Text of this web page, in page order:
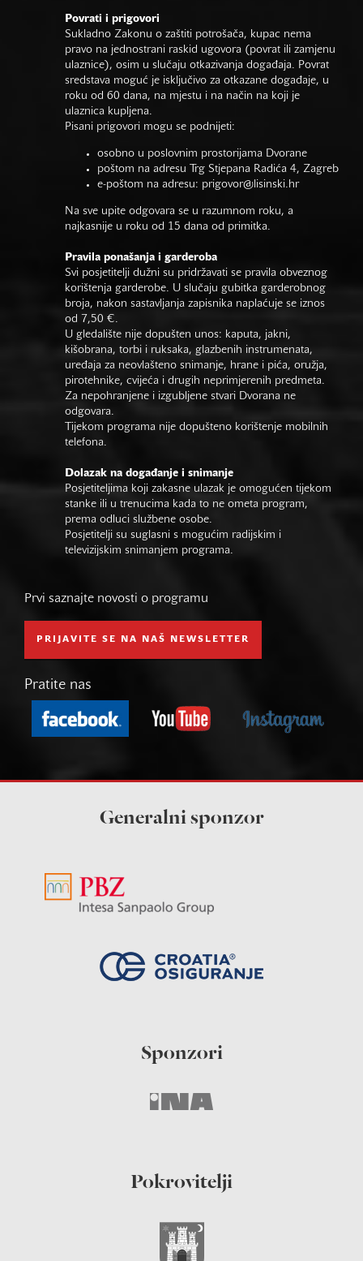
Povrati i prigovori
Sukladno Zakonu o zaštiti potrošača, kupac nema
pravo na jednostrani raskid ugovora (povrat ili zamjenu
ulaznice), osim u slučaju otkazivanja događaja. Povrat
sredstava moguć je isključivo za otkazane događaje, u
roku od 60 dana, na mjestu i na način na koji je
ulaznica kupljena.
Pisani prigovori mogu se podnijeti:
osobno u poslovnim prostorijama Dvorane
poštom na adresu Trg Stjepana Radića 4, Zagreb
e-poštom na adresu: prigovor@lisinski.hr
Na sve upite odgovara se u razumnom roku, a
najkasnije u roku od 15 dana od primitka.
Pravila ponašanja i garderoba
Svi posjetitelji dužni su pridržavati se pravila obveznog
korištenja garderobe. U slučaju gubitka garderobnog
broja, nakon sastavljanja zapisnika naplaćuje se iznos
od 7,50 €.
U gledalište nije dopušten unos: kaputa, jakni,
kišobrana, torbi i ruksaka, glazbenih instrumenata,
uređaja za neovlašteno snimanje, hrane i pića, oružja,
pirotehnike, cvijeća i drugih neprimjerenih predmeta.
Za nepohranjene i izgubljene stvari Dvorana ne
odgovara.
Tijekom programa nije dopušteno korištenje mobilnih
telefona.
Dolazak na događanje i snimanje
Posjetiteljima koji zakasne ulazak je omogućen tijekom
stanke ili u trenucima kada to ne ometa program,
prema odluci službene osobe.
Posjetitelji su suglasni s mogućim radijskim i
televizijskim snimanjem programa.
Prvi saznajte novosti o programu
PRIJAVITE SE NA NAŠ NEWSLETTER
Pratite nas
Generalni sponzor
Sponzori
Pokrovitelji